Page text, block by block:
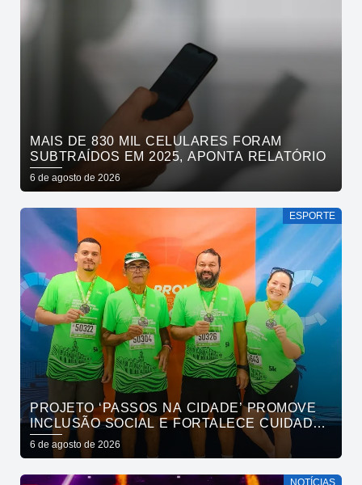
MAIS DE 830 MIL CELULARES FORAM
SUBTRAÍDOS EM 2025, APONTA RELATÓRIO
6 de agosto de 2026
ESPORTE
PROJETO ‘PASSOS NA CIDADE’ PROMOVE
INCLUSÃO SOCIAL E FORTALECE CUIDADO
EM SAÚDE MENTAL POR MEIO DA CORRIDA
6 de agosto de 2026
NOTÍCIAS